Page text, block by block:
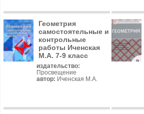
Геометрия
самостоятельные и
контрольные
работы Иченская
М.А. 7-9 класс
издательство:
Просвещение
автор: Иченская М.А.